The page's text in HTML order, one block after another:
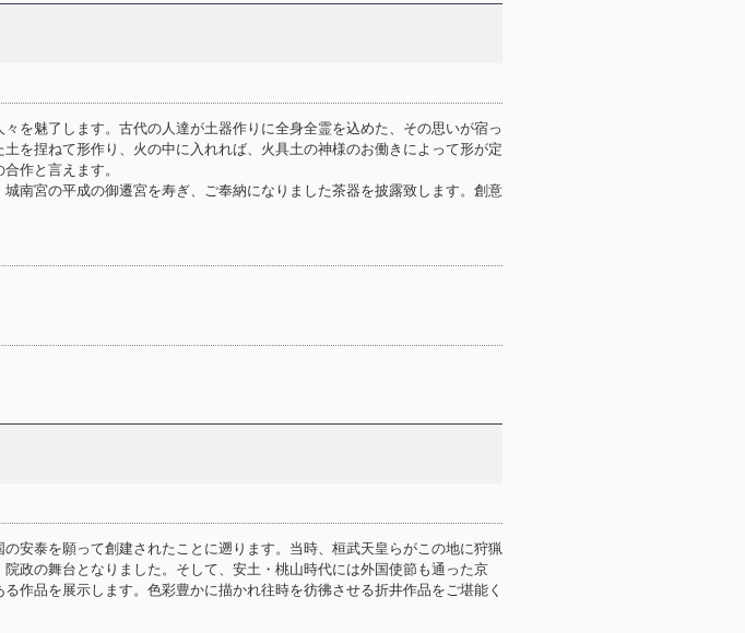
を魅了します。古代の人達が土器作りに全身全霊を込めた、その思いが宿っ
を捏ねて形作り、火の中に入れれば、火具土の神様のお働きによって形が定
合作と言えます。
南宮の平成の御遷宮を寿ぎ、ご奉納になりました茶器を披露致します。創意
安泰を願って創建されたことに遡ります。当時、桓武天皇らがこの地に狩猟
政の舞台となりました。そして、安土・桃山時代には外国使節も通った京
作品を展示します。色彩豊かに描かれ往時を彷彿させる折井作品をご堪能く